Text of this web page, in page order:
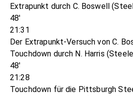
Extrapunkt durch C. Boswell
48'
21:31
Der Extrapunkt-Versuch von C.
Touchdown durch N. Harris
48'
21:28
Touchdown für die Pittsburgh